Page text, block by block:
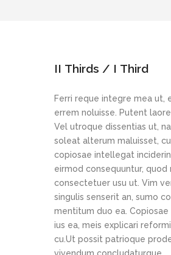
II Thirds / I Third
Ferri reque integre mea ut,
errem noluisse. Putent
Vel utroque dissentias ut,
soleat alterum maluisset,
copiosae intellegat
eirmod consequuntur, quod
consectetuer usu ut. Vim
singulis senserit an, sumo
mentitum duo ea. Copiosae
ius ea, meis explicari
cu.Ut possit patrioque